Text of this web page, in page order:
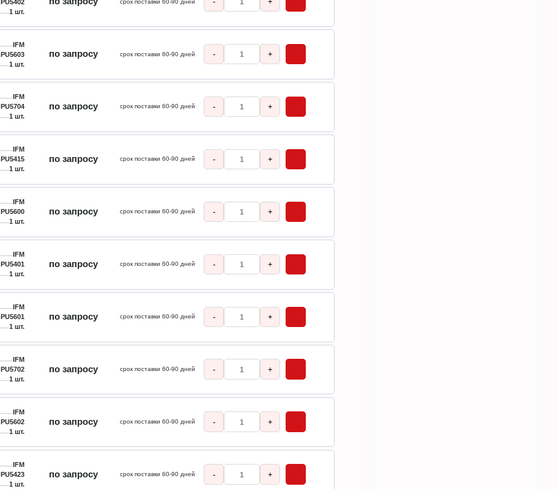
PU5402
1 шт.
IFM
PU5603
1 шт.
по запросу срок поставки 60-90 дней - +
IFM
PU5704
1 шт.
по запросу срок поставки 60-90 дней - +
IFM
PU5415
1 шт.
по запросу срок поставки 60-90 дней - +
IFM
PU5600
1 шт.
по запросу срок поставки 60-90 дней - +
IFM
PU5401
1 шт.
по запросу срок поставки 60-90 дней - +
IFM
PU5601
1 шт.
по запросу срок поставки 60-90 дней - +
IFM
PU5702
1 шт.
по запросу срок поставки 60-90 дней - +
IFM
PU5602
1 шт.
по запросу срок поставки 60-90 дней - +
IFM
PU5423
1 шт.
по запросу срок поставки 60-90 дней - +